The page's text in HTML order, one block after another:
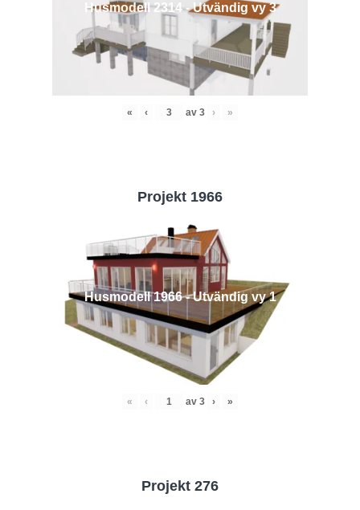
Husmodell 2314 - Utvändig vy 3
« ‹ av 3 › »
Projekt 1966
Husmodell 1966 - Utvändig vy 1
« ‹ av 3 › »
Projekt 276